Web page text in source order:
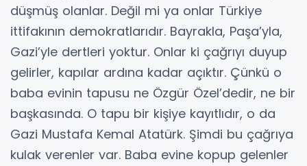
düşmüş olanlar. Değil mi ya onlar Türkiye
ittifakının demokratlarıdır. Bayrakla, Paşa’yla,
Gazi’yle dertleri yoktur. Onlar ki çağrıyı duyup
gelirler, kapılar ardına kadar açıktır. Çünkü o
baba evinin tapusu ne Özgür Özel’dedir, ne bir
başkasında. O tapu bir kişiye kayıtlıdır, o da
Gazi Mustafa Kemal Atatürk. Şimdi bu çağrıya
kulak verenler var. Baba evine kopup gelenler